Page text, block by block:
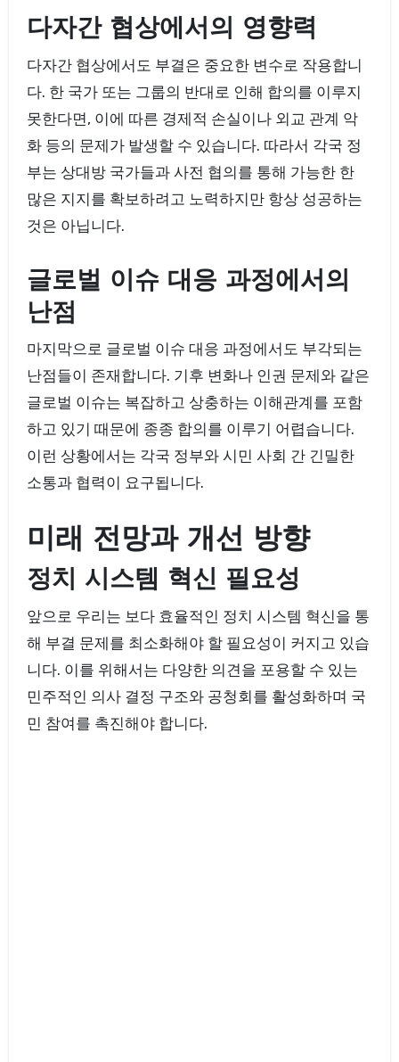
다자간 협상에서의 영향력
다자간 협상에서도 부결은 중요한 변수로 작용합니
다. 한 국가 또는 그룹의 반대로 인해 합의를 이루지
못한다면, 이에 따른 경제적 손실이나 외교 관계 악
화 등의 문제가 발생할 수 있습니다. 따라서 각국 정
부는 상대방 국가들과 사전 협의를 통해 가능한 한
많은 지지를 확보하려고 노력하지만 항상 성공하는
것은 아닙니다.
글로벌 이슈 대응 과정에서의
난점
마지막으로 글로벌 이슈 대응 과정에서도 부각되는
난점들이 존재합니다. 기후 변화나 인권 문제와 같은
글로벌 이슈는 복잡하고 상충하는 이해관계를 포함
하고 있기 때문에 종종 합의를 이루기 어렵습니다.
이런 상황에서는 각국 정부와 시민 사회 간 긴밀한
소통과 협력이 요구됩니다.
미래 전망과 개선 방향
정치 시스템 혁신 필요성
앞으로 우리는 보다 효율적인 정치 시스템 혁신을 통
해 부결 문제를 최소화해야 할 필요성이 커지고 있습
니다. 이를 위해서는 다양한 의견을 포용할 수 있는
민주적인 의사 결정 구조와 공청회를 활성화하며 국
민 참여를 촉진해야 합니다.